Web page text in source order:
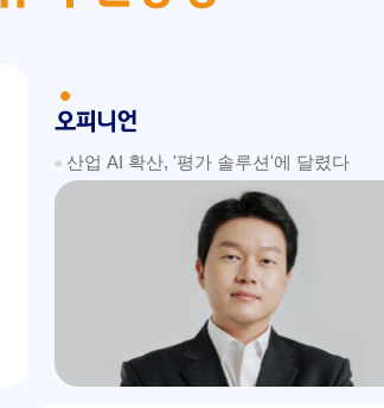
산업 AI 확산, '평가 솔루션'에 달렸다